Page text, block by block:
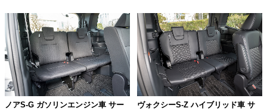
ノアS-G ガソリンエンジン車 サー
ヴォクシーS-Z ハイブリッド車 サ